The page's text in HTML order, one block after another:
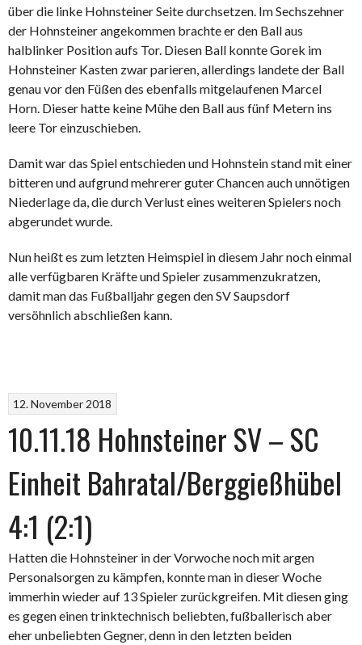
über die linke Hohnsteiner Seite durchsetzen. Im Sechszehner
der Hohnsteiner angekommen brachte er den Ball aus
halblinker Position aufs Tor. Diesen Ball konnte Gorek im
Hohnsteiner Kasten zwar parieren, allerdings landete der Ball
genau vor den Füßen des ebenfalls mitgelaufenen Marcel
Horn. Dieser hatte keine Mühe den Ball aus fünf Metern ins
leere Tor einzuschieben.
Damit war das Spiel entschieden und Hohnstein stand mit einer
bitteren und aufgrund mehrerer guter Chancen auch unnötigen
Niederlage da, die durch Verlust eines weiteren Spielers noch
abgerundet wurde.
Nun heißt es zum letzten Heimspiel in diesem Jahr noch einmal
alle verfügbaren Kräfte und Spieler zusammenzukratzen,
damit man das Fußballjahr gegen den SV Saupsdorf
versöhnlich abschließen kann.
12. November 2018
10.11.18 Hohnsteiner SV – SC
Einheit Bahratal/Berggießhübel
4:1 (2:1)
Hatten die Hohnsteiner in der Vorwoche noch mit argen
Personalsorgen zu kämpfen, konnte man in dieser Woche
immerhin wieder auf 13 Spieler zurückgreifen. Mit diesen ging
es gegen einen trinktechnisch beliebten, fußballerisch aber
eher unbeliebten Gegner, denn in den letzten beiden